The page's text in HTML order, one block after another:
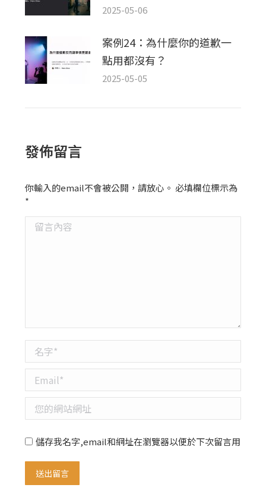
2025-05-06
案例24：為什麼你的道歉一
點用都沒有？
2025-05-05
發佈留言
你輸入的email不會被公開，請放心。 必填欄位標示為
*
留言內容
名字 *
Email *
您的網站網址
儲存我名字,email和網址在瀏覽器以便於下次留言用
送出留言